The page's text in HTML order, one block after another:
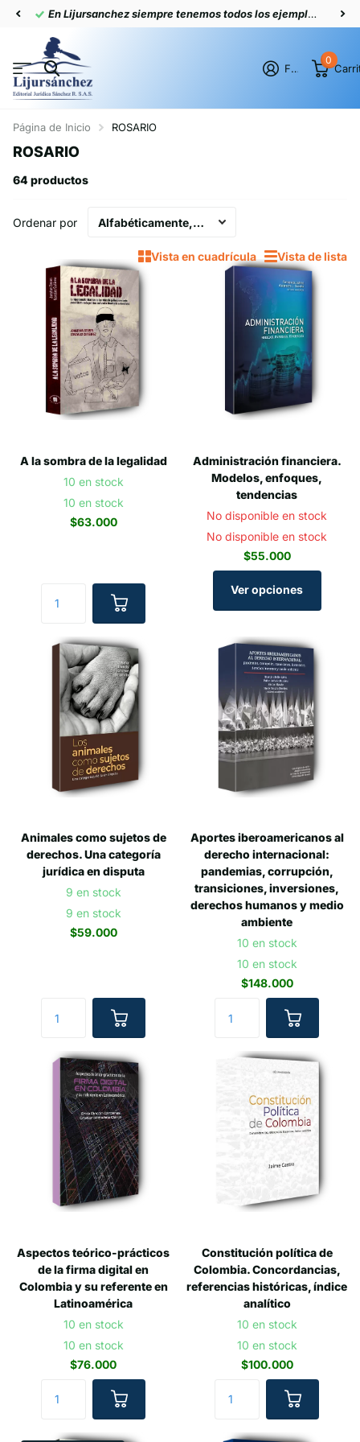
En Lijursanchez siempre tenemos todos los ejemplares actualizados
Firme en el registro
0
Página de Inicio ROSARIO
ROSARIO
64 productos
Vista en cuadrícula Vista de lista
Ordenar por
A la sombra de la legalidad
10 en stock
10 en stock
$63.000
Administración financiera.
Modelos, enfoques,
tendencias
No disponible en stock
No disponible en stock
$55.000
Ver opciones
Animales como sujetos de
derechos. Una categoría
jurídica en disputa
9 en stock
9 en stock
$59.000
Aportes iberoamericanos al
derecho internacional:
pandemias, corrupción,
transiciones, inversiones,
derechos humanos y medio
ambiente
10 en stock
10 en stock
$148.000
Aspectos teórico-prácticos
de la firma digital en
Colombia y su referente en
Latinoamérica
10 en stock
10 en stock
$76.000
Constitución política de
Colombia. Concordancias,
referencias históricas, índice
analítico
10 en stock
10 en stock
$100.000